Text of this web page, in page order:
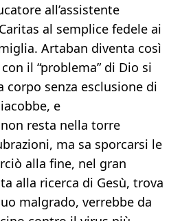
all’assistente
al semplice fedele ai
Artaban diventa così
il “problema” di Dio si
senza esclusione di
e
resta nella torre
ma sa sporcarsi le
alla fine, nel gran
alla ricerca di Gesù, trova
malgrado, verrebbe da